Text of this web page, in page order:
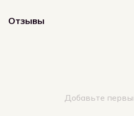
Отзывы
Добавьте